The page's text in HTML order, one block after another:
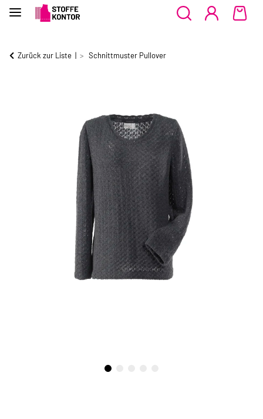
Zurück zur Liste Schnittmuster Pullover